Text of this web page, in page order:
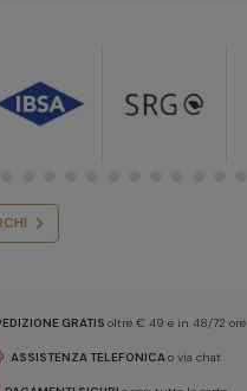
GRATIS oltre € 49 e in 48/72 ore
ASSISTENZA TELEFONICAo via chat